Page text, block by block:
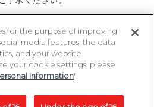
トップに戻る
All rights reserved.
registed of their respective owners.
for the purpose of improving
media features, the data
and your website
your cookie settings, please
Information".